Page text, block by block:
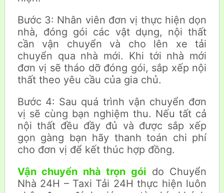
Bước 3: Nhân viên đơn vị thực hiện dọn
nhà, đóng gói các vật dụng, nội thất
cần vận chuyển và cho lên xe tải
chuyển qua nhà mới. Khi tới nhà mới
đơn vị sẽ tháo dỡ đóng gói, sắp xếp nội
thất theo yêu cầu của gia chủ.
Bước 4: Sau quá trình vận chuyển đơn
vị sẽ cùng bạn nghiệm thu. Nếu tất cả
nội thất đều đầy đủ và được sắp xếp
gọn gàng bạn hãy thanh toán chi phí
cho đơn vị để kết thúc hợp đồng.
Vận chuyển nhà trọn gói do Chuyển
Nhà 24H – Taxi Tải 24H thực hiện luôn